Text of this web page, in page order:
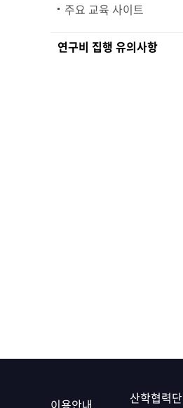
주요 교육 사이트
연구비 집행 유의사항
이용안내
산학협력단